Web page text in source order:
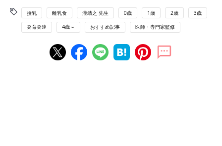
しまうと、取り返しのつかない発達の遅れをも
たらすこともある」と言います。
子どもの脳は後頭葉から育つ
授乳 離乳食 瀧靖之 先生 0歳 1歳 2歳 3歳
発育発達 4歳～ おすすめ記事 医師・専門家監修